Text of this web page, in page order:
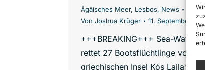
Ägäisches Meer, Lesbos, News
Von Joshua Krüger 11. September
+++BREAKING+++ Sea-Watch
rettet 27 Bootsflüchtlinge vor der
griechischen Insel Kós Laila* lehnt